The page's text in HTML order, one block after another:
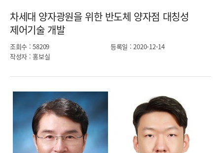
차세대 양자광원을 위한 반도체 양자점 대칭성
제어기술 개발​
조회수 : 58209 등록일 : 2020-12-14
작성자 : 홍보실